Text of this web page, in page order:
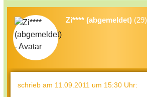
Zi**** (abgemeldet) (29)
schrieb am 11.09.2011 um 15:30 Uhr: